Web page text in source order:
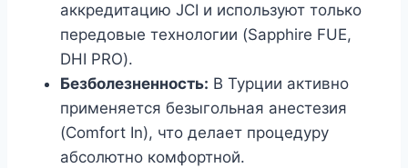
аккредитацию JCI и используют только
передовые технологии (Sapphire FUE,
DHI PRO).
Безболезненность: В Турции активно
применяется безыгольная анестезия
(Comfort In), что делает процедуру
абсолютно комфортной.